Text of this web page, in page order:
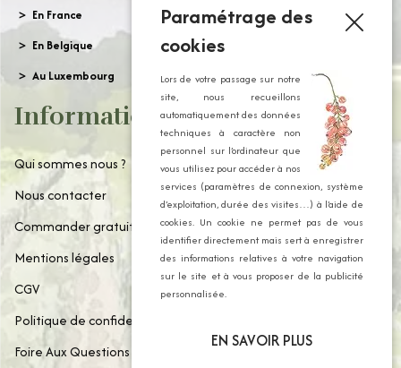
En France
En Belgique
Au Luxembourg
Informations
Qui sommes nous ?
Nous contacter
Commander gratuitement notre catalogue
Mentions légales
CGV
Politique de confidentialité
Foire Aux Questions
Paramétrage des
cookies
Lors de votre passage sur notre
site, nous recueillons
automatiquement des données
techniques à caractère non
personnel sur l’ordinateur que
vous utilisez pour accéder à nos
services (paramètres de connexion, système
d’exploitation, durée des visites…) à l’aide de
cookies. Un cookie ne permet pas de vous
identifier directement mais sert à enregistrer
des informations relatives à votre navigation
sur le site et à vous proposer de la publicité
personnalisée.
EN SAVOIR PLUS